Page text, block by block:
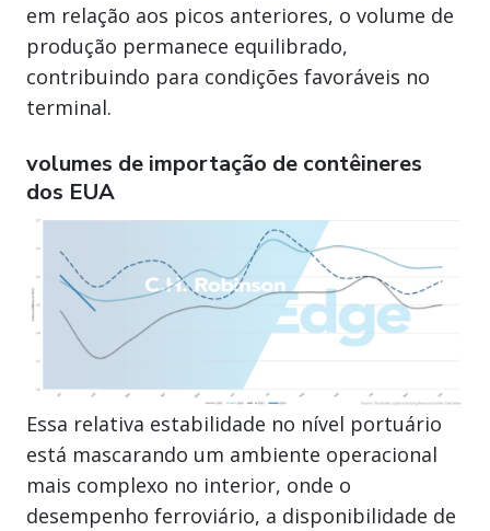
em relação aos picos anteriores, o volume de
produção permanece equilibrado,
contribuindo para condições favoráveis no
terminal.
volumes de importação de contêineres
dos EUA
Essa relativa estabilidade no nível portuário
está mascarando um ambiente operacional
mais complexo no interior, onde o
desempenho ferroviário, a disponibilidade de